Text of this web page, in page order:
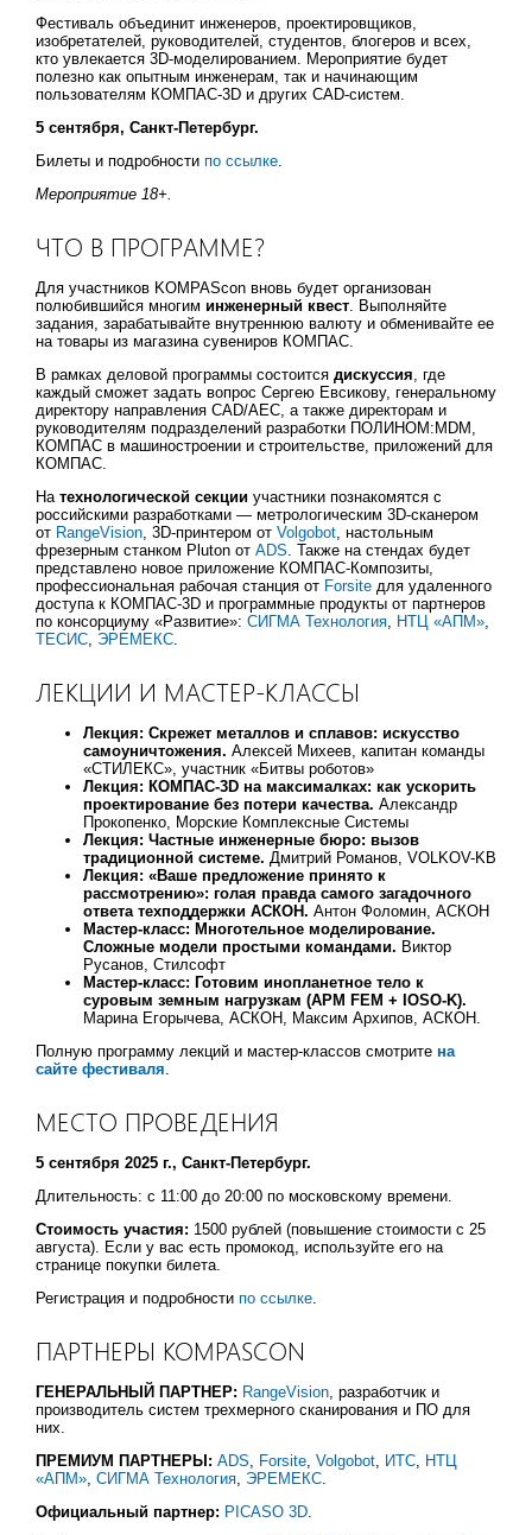
Фестиваль объединит инженеров, проектировщиков,
изобретателей, руководителей, студентов, блогеров и всех,
кто увлекается 3D-моделированием. Мероприятие будет
полезно как опытным инженерам, так и начинающим
пользователям КОМПАС-3D и других CAD-систем.
5 сентября, Санкт-Петербург.
Билеты и подробности по ссылке.
Мероприятие 18+.
ЧТО В ПРОГРАММЕ?
Для участников KOMPAScon вновь будет организован
полюбившийся многим инженерный квест. Выполняйте
задания, зарабатывайте внутреннюю валюту и обменивайте ее
на товары из магазина сувениров КОМПАС.
В рамках деловой программы состоится дискуссия, где
каждый сможет задать вопрос Сергею Евсикову, генеральному
директору направления CAD/AEC, а также директорам и
руководителям подразделений разработки ПОЛИНОМ:MDM,
КОМПАС в машиностроении и строительстве, приложений для
КОМПАС.
На технологической секции участники познакомятся с
российскими разработками — метрологическим 3D-сканером
от RangeVision, 3D-принтером от Volgobot, настольным
фрезерным станком Pluton от ADS. Также на стендах будет
представлено новое приложение КОМПАС-Композиты,
профессиональная рабочая станция от Forsite для удаленного
доступа к КОМПАС-3D и программные продукты от партнеров
по консорциуму «Развитие»: СИГМА Технология, НТЦ «АПМ»,
ТЕСИС, ЭРЕМЕКС.
ЛЕКЦИИ И МАСТЕР-КЛАССЫ
Лекция: Скрежет металлов и сплавов: искусство
самоуничтожения. Алексей Михеев, капитан команды
«СТИЛЕКС», участник «Битвы роботов»
Лекция: КОМПАС-3D на максималках: как ускорить
проектирование без потери качества. Александр
Прокопенко, Морские Комплексные Системы
Лекция: Частные инженерные бюро: вызов
традиционной системе. Дмитрий Романов, VOLKOV-KB
Лекция: «Ваше предложение принято к
рассмотрению»: голая правда самого загадочного
ответа техподдержки АСКОН. Антон Фоломин, АСКОН
Мастер-класс: Многотельное моделирование.
Сложные модели простыми командами. Виктор
Русанов, Стилсофт
Мастер-класс: Готовим инопланетное тело к
суровым земным нагрузкам (APM FEM + IOSO-K).
Марина Егорычева, АСКОН, Максим Архипов, АСКОН.
Полную программу лекций и мастер-классов смотрите на
сайте фестиваля.
МЕСТО ПРОВЕДЕНИЯ
5 сентября 2025 г., Санкт-Петербург.
Длительность: с 11:00 до 20:00 по московскому времени.
Стоимость участия: 1500 рублей (повышение стоимости с 25
августа). Если у вас есть промокод, используйте его на
странице покупки билета.
Регистрация и подробности по ссылке.
ПАРТНЕРЫ KOMPASCON
ГЕНЕРАЛЬНЫЙ ПАРТНЕР: RangeVision, разработчик и
производитель систем трехмерного сканирования и ПО для
них.
ПРЕМИУМ ПАРТНЕРЫ: ADS, Forsite, Volgobot, ИТС, НТЦ
«АПМ», СИГМА Технология, ЭРЕМЕКС.
Официальный партнер: PICASO 3D.